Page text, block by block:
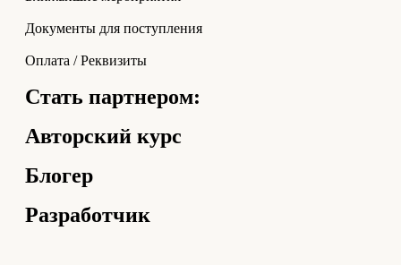
Документы для поступления
Оплата / Реквизиты
Стать партнером:
Авторский курс
Блогер
Разработчик